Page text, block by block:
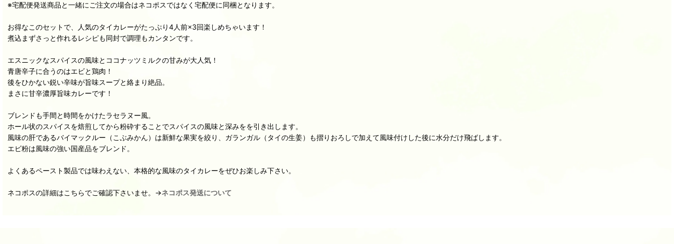
※宅配便発送商品と一緒にご注文の場合はネコポスではなく宅配便に同梱となります。
お得なこのセットで、人気のタイカレーがたっぷり4人前×3回楽しめちゃいます！
煮込まずさっと作れるレシピも同封で調理もカンタンです。
エスニックなスパイスの風味とココナッツミルクの甘みが大人気！
青唐辛子に合うのはエビと鶏肉！
後をひかない鋭い辛味が旨味スープと絡まり絶品。
まさに甘辛濃厚旨味カレーです！
ブレンドも手間と時間をかけたラセラヌー風。
ホール状のスパイスを焙煎してから粉砕することでスパイスの風味と深みをを引き出します。
風味の肝であるバイマックルー（こぶみかん）は新鮮な果実を絞り、ガランガル（タイの生姜）も摺りおろしで加えて風味付けした後に水分だけ飛ばします。
エビ粉は風味の強い国産品をブレンド。
よくあるペースト製品では味わえない、本格的な風味のタイカレーをぜひお楽しみ下さい。
ネコポスの詳細はこちらでご確認下さいませ。→ネコポス発送について